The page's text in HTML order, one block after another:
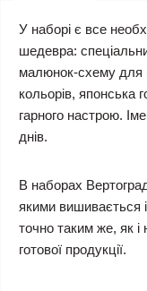
У наборі є все
шедевра:
малюнок-схему для
кольорів, японська
гарного настрою.
днів.
В наборах
якими вишивається
точно таким же, як і
готової продукції.